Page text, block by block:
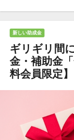
新しい助成金
ギリギリ間
金・補助金
料会員限定】